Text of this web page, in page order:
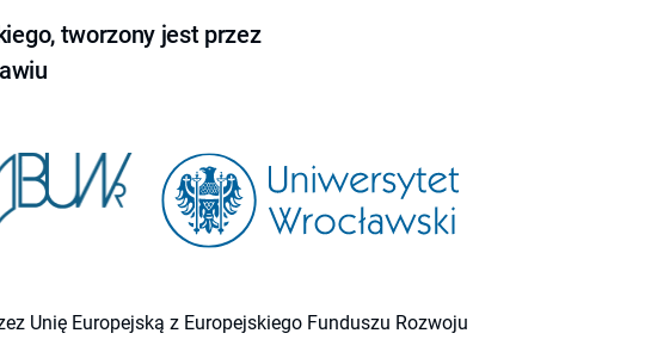
tworzony jest przez
Unię Europejską z Europejskiego Funduszu Rozwoju